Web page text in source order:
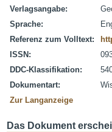
Verlagsangabe:
Sprache:
Referenz zum Volltext:
ISSN:
DDC-Klassifikation:
Dokumentart:
Zur Langanzeige
Das Dokument